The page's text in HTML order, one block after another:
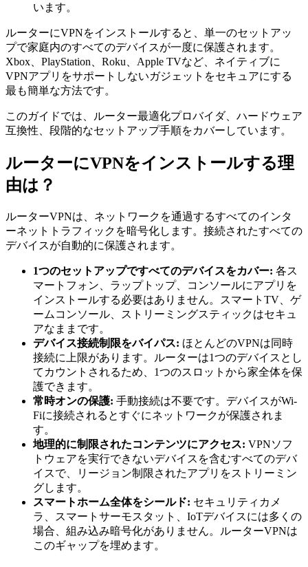
います。
ルーターにVPNをインストールすると、単一のセットアッ
プで家庭内のすべてのデバイスが一度に保護されます。
Xbox、PlayStation、Roku、Apple TVなど、ネイティブに
VPNアプリをサポートしないガジェットをセキュアにする
最も簡単な方法です。
このガイドでは、ルーター最適化プロバイダ、ハードウェア
互換性、段階的なセットアップ手順をカバーしています。
ルーターにVPNをインストールする理
由は？
ルーターVPNは、ネットワークを通過するすべてのインタ
ーネットトラフィックを暗号化します。接続されたすべての
デバイスが自動的に保護されます。
1つのセットアップですべてのデバイスをカバー: 各ス
マートフォン、ラップトップ、コンソールにアプリを
インストールする必要はありません。スマートTV、ゲ
ームコンソール、ストリーミングスティックはセキュ
アなままです。
デバイス接続制限をバイパス: ほとんどのVPNは同時
接続に上限があります。ルーターは1つのデバイスとし
てカウントされるため、1つのスロットから家全体を保
護できます。
常時オンの保護: 手動接続は不要です。デバイスがWi-
Fiに接続されるとすぐにネットワークが保護されま
す。
地理的に制限されたコンテンツにアクセス: VPNソフ
トウェアを実行できないデバイスを含むすべてのデバ
イスで、リージョン制限されたアプリをストリーミン
グします。
スマートホーム全体をシールド: セキュリティカメ
ラ、スマートサーモスタット、IoTデバイスには多くの
場合、組み込み暗号化がありません。ルーターVPNは
このギャップを埋めます。